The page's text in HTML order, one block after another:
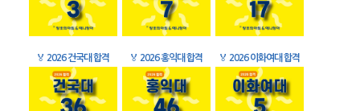
🏅 2026 건국대 합격 🏅 2026 홍익대 합격 🏅 2026 이화여대 합격